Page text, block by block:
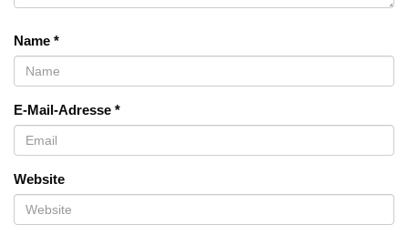
Name *
E-Mail-Adresse *
Website